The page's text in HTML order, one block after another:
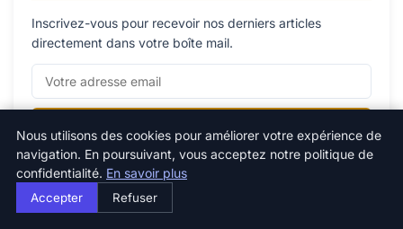
Inscrivez-vous pour recevoir nos derniers articles
directement dans votre boîte mail.
Catégories
Nous utilisons des cookies pour améliorer votre expérience de
navigation. En poursuivant, vous acceptez notre politique de
confidentialité. En savoir plus
Accepter Refuser